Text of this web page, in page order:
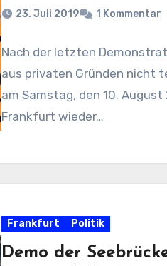
23. Juli 2019 1 Kommentar
Nach der letzten
aus privaten Gründen nicht
am Samstag, den 10. August
Frankfurt wieder…
Frankfurt Politik
Demo der